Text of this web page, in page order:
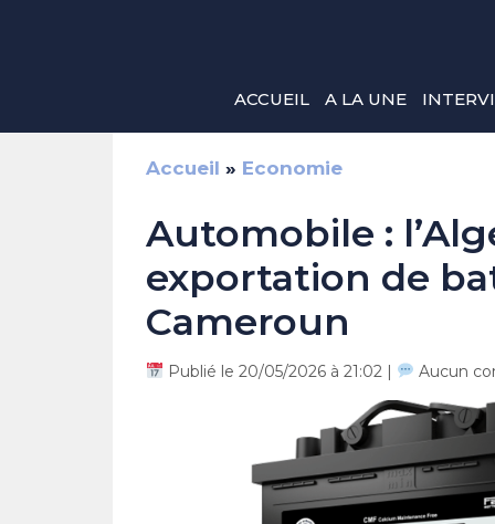
ACCUEIL A LA UNE
Accueil » Economie
Automobile :
exportation de
Cameroun
Publié le 20/05/2026 à 21:02 | Aucun